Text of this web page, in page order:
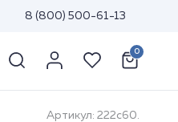
8 (800) 500-61-13
0
Артикул: 222с60.